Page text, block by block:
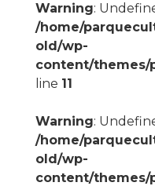
Warning:
/home/
old/wp-
content/themes/
line 11
Warning:
/home/
old/wp-
content/themes/